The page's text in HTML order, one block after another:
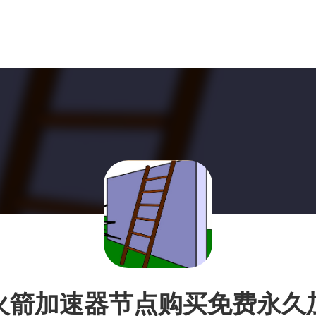
箭加速器节点购买免费永久